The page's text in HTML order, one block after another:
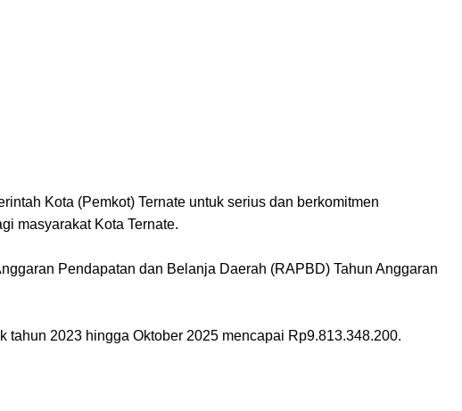
Kota (Pemkot) Ternate untuk serius dan berkomitmen
masyarakat Kota Ternate.
Pendapatan dan Belanja Daerah (RAPBD) Tahun Anggaran
2023 hingga Oktober 2025 mencapai Rp9.813.348.200.